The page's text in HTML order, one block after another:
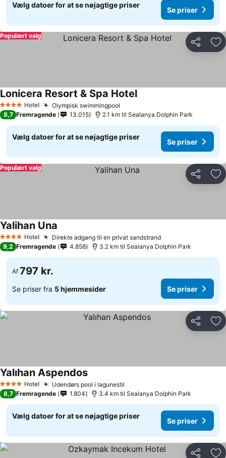
Vælg datoer for at se nøjagtige priser
Se priser
Del
Populært valg
4 StjernerHotel Olympisk swimmingpool
Lonicera Resort & Spa Hotel
8,7 Fremragende 13.015 2.1 km til Sealanya Dolphin Park
Vælg datoer for at se nøjagtige priser
Se priser
Del
Populært valg
4 StjernerHotel Direkte adgang til en privat sandstrand
Yalihan Una
9,2 Fremragende 4.858 3.2 km til Sealanya Dolphin Park
Af 797 kr.
Se priser fra 5 hjemmesider Se priser
Del
4 StjernerHotel Udendørs pool i lagunestil
Yalıhan Aspendos
8,7 Fremragende 1.804 3.4 km til Sealanya Dolphin Park
Vælg datoer for at se nøjagtige priser
Se priser